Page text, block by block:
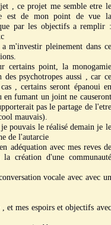
, ce projet me semble etre le
est de mon point de vue la
par les objectifs a remplir :
m'investir pleinement dans ce
certains point, la monogamie
psychotropes aussi , car ce
, certains seront épanoui en
en fumant un joint ne causeront
pas le partage de l'etre
mauvais).
pouvais le réalisé demain je le
de l'autarcie
adéquation avec mes reves de
création d'une communauté
vocale avec avec un
et mes espoirs et objectifs avec